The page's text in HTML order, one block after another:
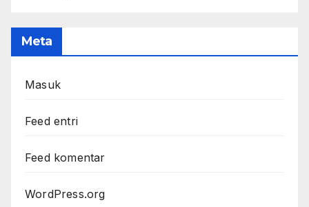
Meta
Masuk
Feed entri
Feed komentar
WordPress.org